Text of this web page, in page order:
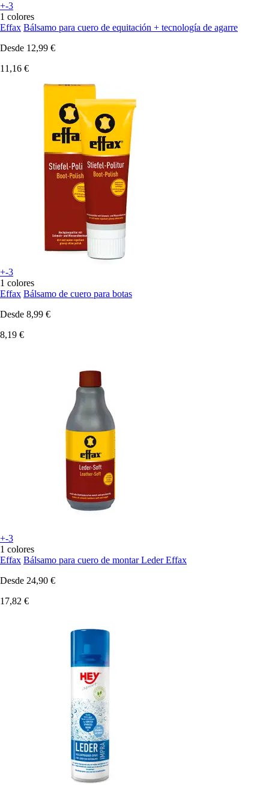
+-3
1 colores
Effax Bálsamo para cuero de equitación + tecnología de agarre
Desde 12,99 €
11,16 €
+-3
1 colores
Effax Bálsamo de cuero para botas
Desde 8,99 €
8,19 €
+-3
1 colores
Effax Bálsamo para cuero de montar Leder Effax
Desde 24,90 €
17,82 €